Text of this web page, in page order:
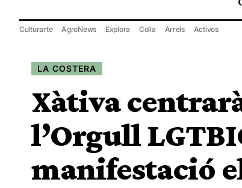
Culturarte AgroNews Explora Colla Arrels Activos
LA COSTERA
Xàtiva
l’Orgull
manifestació